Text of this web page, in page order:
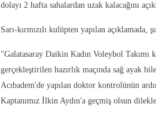
dolayı 2 hafta sahalardan uzak kalacağını
Sarı-kırmızılı kulüpten yapılan
"Galatasaray Daikin Kadın Voleybol Takımı
gerçekleştirilen hazırlık maçında sağ ayak
Acıbadem'de yapılan doktor kontrolünün
Kaptanımız İlkin Aydın'a geçmiş olsun